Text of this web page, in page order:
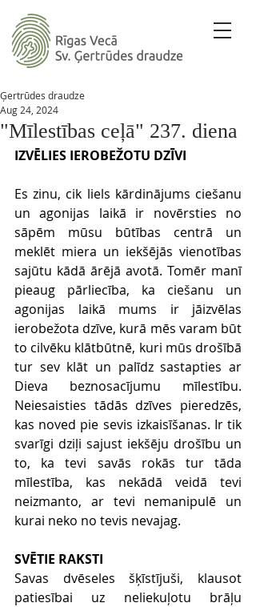
"Mīlestības ceļā" 237. diena
Ģertrūdes draudze
Aug 24, 2024
IZVĒLIES IEROBEŽOTU DZĪVI
Es zinu, cik liels kārdinājums ciešanu
un agonijas laikā ir novērsties no
sāpēm mūsu būtības centrā un
meklēt miera un iekšējās vienotības
sajūtu kādā ārējā avotā. Tomēr manī
pieaug pārliecība, ka ciešanu un
agonijas laikā mums ir jāizvēlas
ierobežota dzīve, kurā mēs varam būt
to cilvēku klātbūtnē, kuri mūs drošībā
tur sev klāt un palīdz sastapties ar
Dieva beznosacījumu mīlestību.
Neiesaisties tādās dzīves pieredzēs,
kas noved pie sevis izkaisīšanas. Ir tik
svarīgi dziļi sajust iekšēju drošību un
to, ka tevi savās rokās tur tāda
mīlestība, kas nekādā veidā tevi
neizmanto, ar tevi nemanipulē un
kurai neko no tevis nevajag.
SVĒTIE RAKSTI
Savas dvēseles šķīstījuši, klausot
patiesībai uz neliekuļotu brāļu